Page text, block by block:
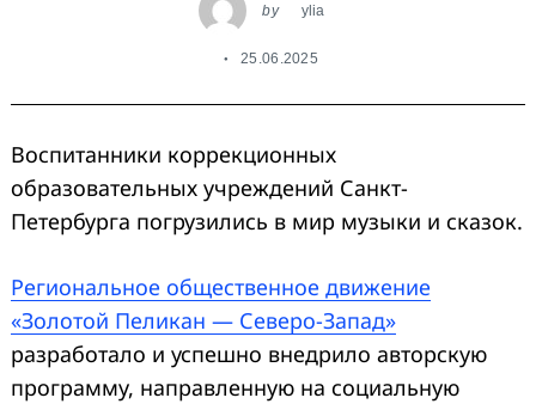
by ylia
25.06.2025
Воспитанники коррекционных
образовательных учреждений Санкт-
Петербурга погрузились в мир музыки и сказок.
Региональное общественное движение
«Золотой Пеликан — Северо-Запад»
разработало и успешно внедрило авторскую
программу, направленную на социальную